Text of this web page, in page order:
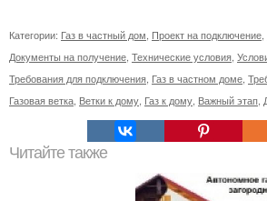
Категории: Газ в частный дом Проект на подключение
Документы на получение Технические условия
Требования для подключения Газ в частном доме
Газовая ветка Ветки к дому Газ к дому Важный этап
Читайте также